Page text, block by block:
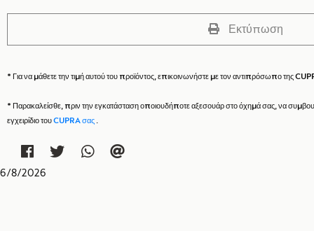
Εκτύπωση
* Για να μάθετε την τιμή αυτού του προϊόντος, επικοινωνήστε με τον αντιπρόσωπο της
* Παρακαλείσθε, πριν την εγκατάσταση οποιουδήποτε αξεσουάρ στο όχημά σας, να
εγχειρίδιο τουCUPRA σας
6/8/2026